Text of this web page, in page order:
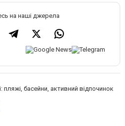
на наші джерела
пляжі, басейни, активний відпочинок